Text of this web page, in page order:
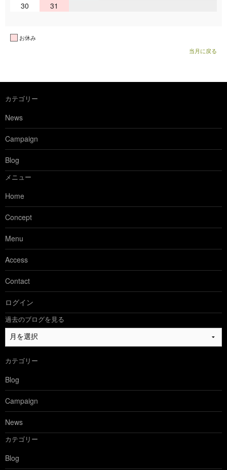
30
31
お休み
当月に戻る
カテゴリー
News
Campaign
Blog
メニュー
Home
Concept
Menu
Access
Contact
ログイン
過去のブログを見る
過
去
ブ
ロ
グ
を
見
る
カテゴリー
Blog
Campaign
News
カテゴリー
Blog